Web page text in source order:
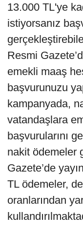
13.000 TL'ye
istiyorsanız
Resmi
emekli maaş
başvurunuzu
kampanyada,
vatandaşlara
başvurularını
nakit ödemeler
Gazete’de
TL ödemeler,
oranlarından